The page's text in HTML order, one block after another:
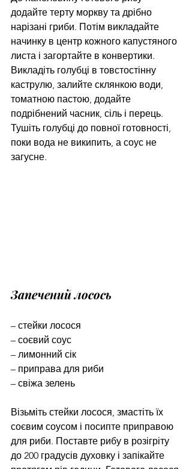
додайте терту моркву та дрібно
нарізані гриби. Потім викладайте
начинку в центр кожного капустяного
листа і загортайте в конвертики.
Викладіть голубці в товстостінну
каструлю, залийте склянкою води,
томатною пастою, додайте
подрібнений часник, сіль і перець.
Тушіть голубці до повної готовності,
поки вода не википить, а соус не
загусне.
Запечений лосось
– стейки лосося
– соєвий соус
– лимонний сік
– приправа для риби
– свіжа зелень
Візьміть стейки лосося, змастіть їх
соєвим соусом і посипте приправою
для риби. Поставте рибу в розігріту
до 200 градусів духовку і запікайте